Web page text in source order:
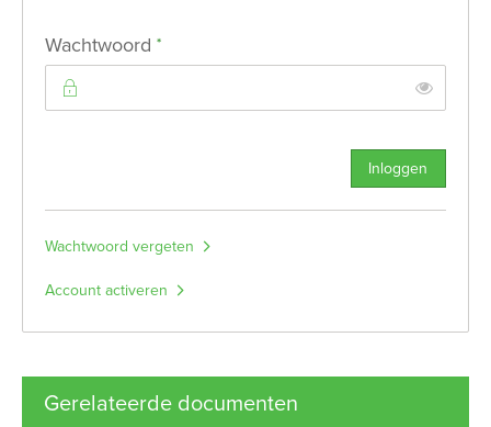
Wachtwoord *
Inloggen
Wachtwoord vergeten
Account activeren
Gerelateerde documenten